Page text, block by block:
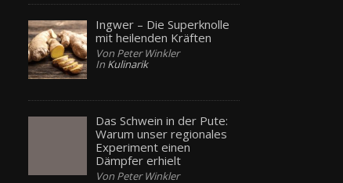
Ingwer – Die Superknolle
mit heilenden Kräften
Von Peter Winkler
In Kulinarik
Das Schwein in der Pute:
Warum unser regionales
Experiment einen
Dämpfer erhielt
Von Peter Winkler